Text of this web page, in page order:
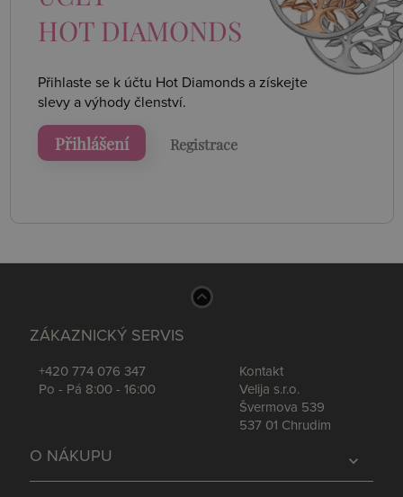
HOT DIAMONDS
Přihlaste se k účtu Hot Diamonds a získejte
slevy a výhody členství.
Přihlášení Registrace
ZÁKAZNICKÝ SERVIS
+420 774 076 347
Po - Pá 8:00 - 16:00
Kontakt
Velija s.r.o.
Švermova 539
537 01 Chrudim
expand_more
O NÁKUPU